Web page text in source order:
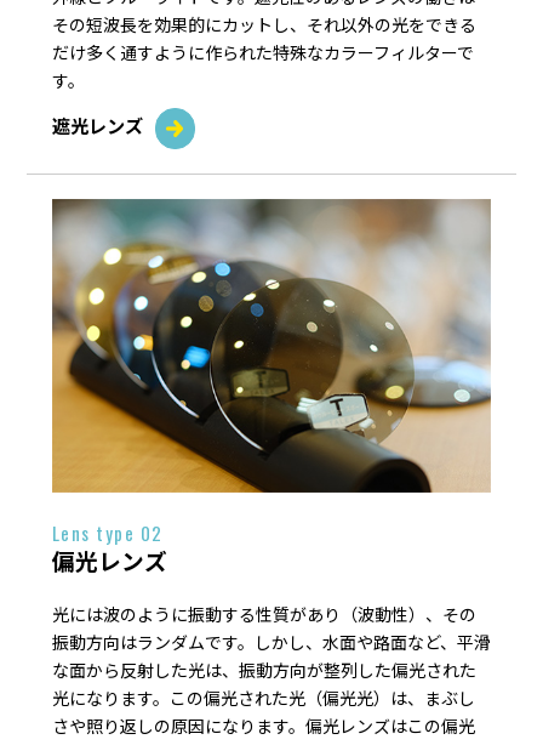
その短波長を効果的にカットし、それ以外の光をできる
だけ多く通すように作られた特殊なカラーフィルターで
す。
遮光レンズ
Lens type 02
偏光レンズ
光には波のように振動する性質があり（波動性）、その
振動方向はランダムです。しかし、水面や路面など、平滑
な面から反射した光は、振動方向が整列した偏光された
光になります。この偏光された光（偏光光）は、まぶし
さや照り返しの原因になります。偏光レンズはこの偏光